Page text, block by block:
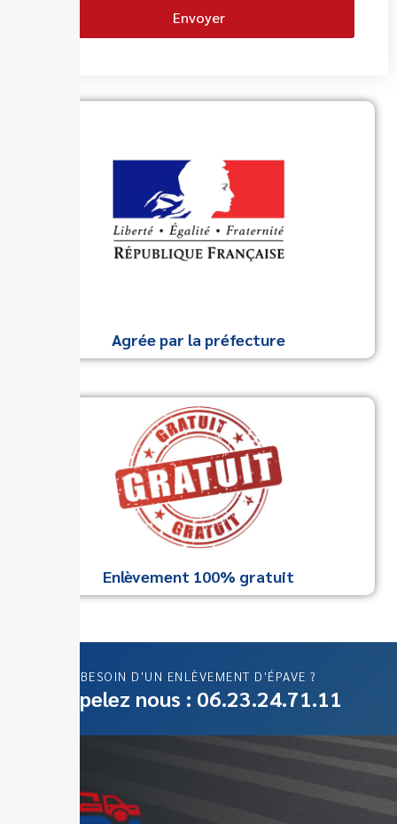
Envoyer
Agrée par la préfecture
Enlèvement 100% gratuit
BESOIN D'UN ENLÈVEMENT D'ÉPAVE ?
Appelez nous : 06.23.24.71.11